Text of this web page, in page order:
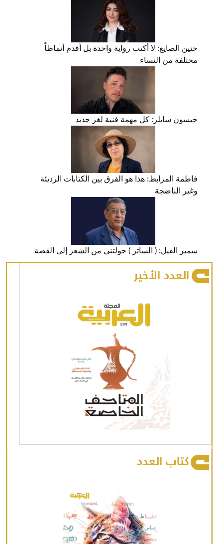
حنين الصايغ: لا أكتب رواية واحدة بل أقدم أنماطاً
مختلفة من النساء
جيسون سايلر: كل مهمة فنية لغز جديد
فاطمة المرابط: هذا هو الفرق بين الكتابات الرديئة
وغير الناضجة
سمير الفيل: ( الساتر ) حولتني من الشعر إلى القصة
العدد الأخير
كتاب العدد